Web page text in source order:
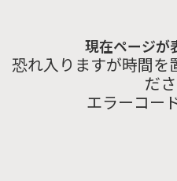
現在ページが
恐れ入りますが時間を
ださ
エラーコー